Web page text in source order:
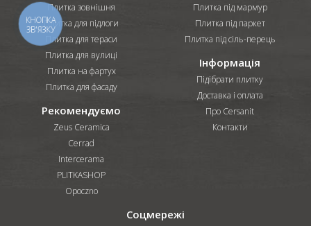
Плитка зовнішня
Плитка для підлоги
Плитка для тераси
Плитка для вулиці
Плитка на фартух
Плитка для фасаду
Плитка під мармур
Плитка під паркет
Плитка під сіль-перець
Інформація
Підібрати плитку
Доставка і оплата
Про Cersanit
Контакти
Рекомендуємо
Zeus Ceramica
Cerrad
Intercerama
PLITKASHOP
Opoczno
Соцмережі
КНОПКА
ЗВ'ЯЗКУ